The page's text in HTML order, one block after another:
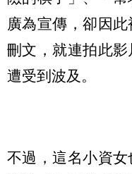
廣為宣傳，卻因
刪文，就連拍此
遭受到波及。
不過，這名小資